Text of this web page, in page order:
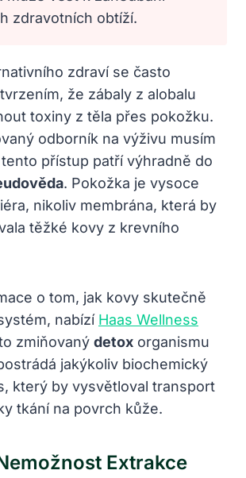
zdravotních obtíží.
zdraví se často
že zábaly z alobalu
toxiny z těla přes pokožku.
odborník na výživu musím
přístup patří výhradně do
. Pokožka je vysoce
nikoliv membrána, která by
těžké kovy z krevního
o tom, jak kovy skutečně
nabízí Haas Wellness
zmiňovaný detox organismu
jakýkoliv biochemický
který by vysvětloval transport
tkání na povrch kůže.
Extrakce